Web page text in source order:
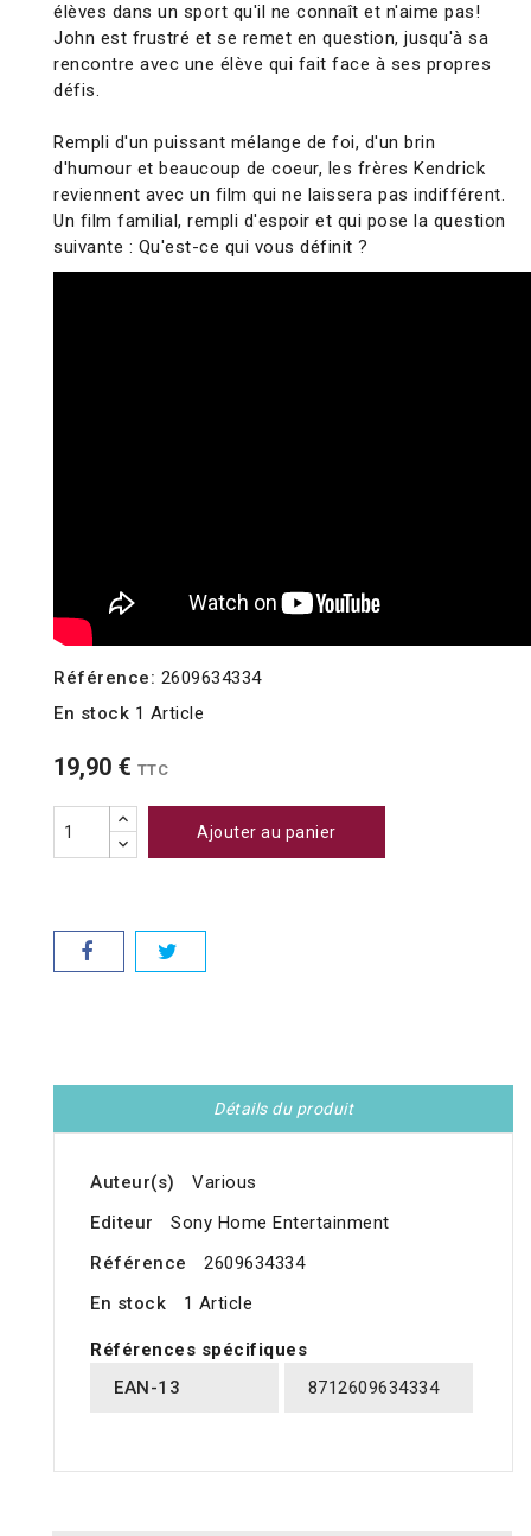
élèves dans un sport qu'il ne connaît et n'aime pas!
John est frustré et se remet en question, jusqu'à sa
rencontre avec une élève qui fait face à ses propres
défis.
Rempli d'un puissant mélange de foi, d'un brin
d'humour et beaucoup de coeur, les frères Kendrick
reviennent avec un film qui ne laissera pas indifférent.
Un film familial, rempli d'espoir et qui pose la question
suivante : Qu'est-ce qui vous définit ?
Référence: 2609634334
En stock 1 Article
19,90 € TTC
Ajouter au panier
Détails du produit
Auteur(s)
Various
Editeur
Sony Home Entertainment
Référence
2609634334
En stock
1 Article
Références spécifiques
EAN-13
8712609634334